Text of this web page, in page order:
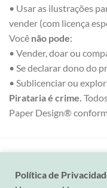
• Usar as ilustrações
vender (com licença
Você não pode:
• Vender, doar ou
• Se declarar dono do
• Sublicenciar ou
Pirataria é crime.
Paper Design®
Política de